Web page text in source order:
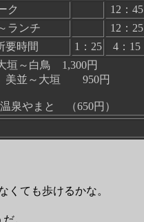
ク
12：45
ランチ
12：25
要時間 1：25
4：15
～白鳥 1,300円
垣 950円
やまと （650円）
くても歩けるかな。
。